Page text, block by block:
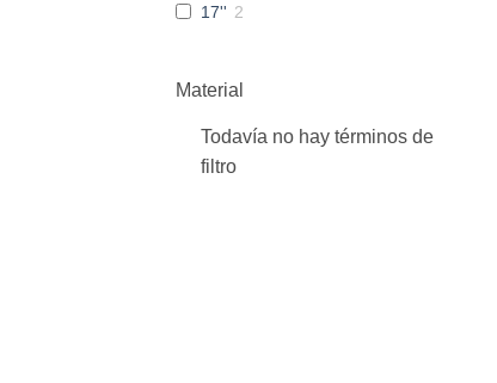
17'' 2
Material
Todavía no hay términos de
filtro